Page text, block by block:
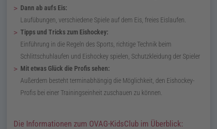
Dann ab aufs Eis:
Laufübungen, verschiedene Spiele auf dem Eis, freies Eislaufen.
Tipps und Tricks zum Eishockey:
Einführung in die Regeln des Sports, richtige Technik beim
Schlittschuhlaufen und Eishockey spielen, Schutzkleidung der Spieler
Mit etwas Glück die Profis sehen:
Außerdem besteht terminabhängig die Möglichkeit, den Eishockey-
Profis bei einer Trainingseinheit zuschauen zu können.
Die Informationen zum OVAG-KidsClub im Überblick: